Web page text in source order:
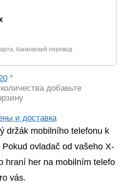
банковский перевод
*
добавьте
и доставка
držák mobilního telefonu k
ovladač od vašeho X-
hraní her na mobilním telefo
vás.